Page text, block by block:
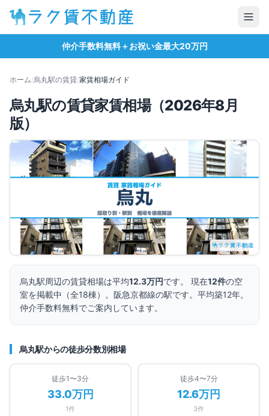
仲介手数料無料＋お祝い金最大20万円
ホーム/烏丸駅の賃貸/家賃相場ガイド
烏丸駅の賃貸家賃相場（2026年8月
版）
烏丸駅周辺の賃貸相場は平均12.3万円です。 現在12件の空
室を掲載中（全18棟）。 阪急京都線の駅です。 平均築12年。
仲介手数料無料でご案内しています。
烏丸駅からの徒歩分数別相場
徒歩1〜3分
33.0万円
1件
徒歩4〜7分
12.6万円
3件